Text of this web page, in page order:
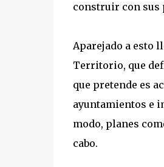
construir con sus
Aparejado a esto
Territorio, que
que pretende es
ayuntamientos e
modo, planes
cabo.